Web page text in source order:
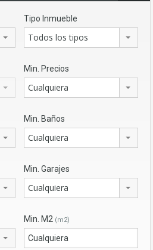
Tipo Inmueble
Todos los tipos
Min. Precios
Cualquiera
Min. Baños
Cualquiera
Min. Garajes
Cualquiera
Min. M2 (m2)